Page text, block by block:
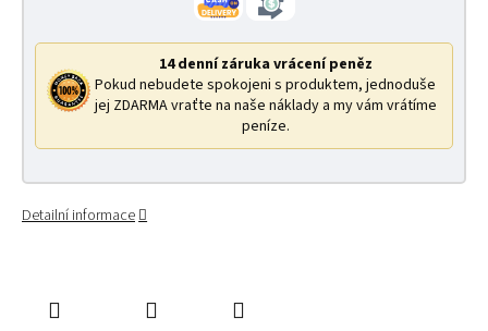
14 denní záruka vrácení peněz
Pokud nebudete spokojeni s produktem, jednoduše
jej ZDARMA vraťte na naše náklady a my vám vrátíme
peníze.
Detailní informace